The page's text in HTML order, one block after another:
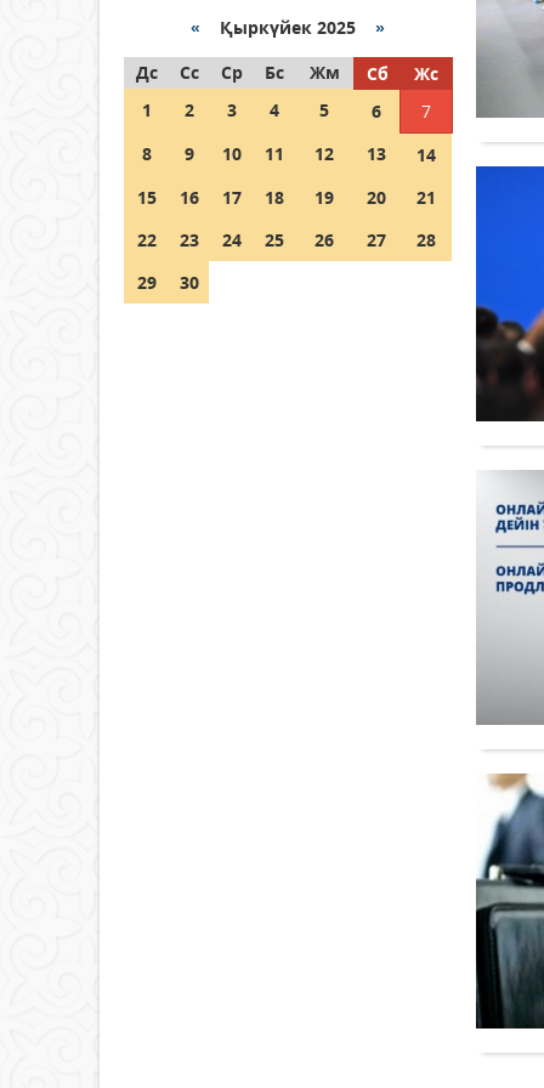
граждане Казахстана,
находящиеся за рубежом?
Шетелде жүрген Қазақстан
азаматтары қалай дауыс
бере алады?
05 тамыз 2026 ж. 144
« Қыркүйек 2025 »
Дс
Сс Ср Бс Жм Сб
Жс
1
2 3 4 5 6
7
8
9 10 11 12 13
14
15
16 17 18 19 20
21
22
23 24 25 26 27
28
29
30